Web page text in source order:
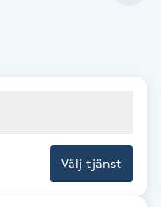
Välj tjänst